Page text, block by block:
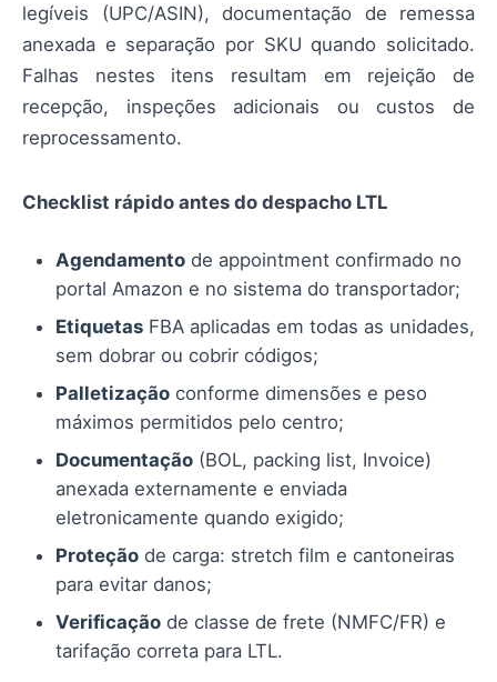
legíveis (UPC/ASIN), documentação de remessa
anexada e separação por SKU quando solicitado.
Falhas nestes itens resultam em rejeição de
recepção, inspeções adicionais ou custos de
reprocessamento.
Checklist rápido antes do despacho LTL
Agendamento de appointment confirmado no
portal Amazon e no sistema do transportador;
Etiquetas FBA aplicadas em todas as unidades,
sem dobrar ou cobrir códigos;
Palletização conforme dimensões e peso
máximos permitidos pelo centro;
Documentação (BOL, packing list, Invoice)
anexada externamente e enviada
eletronicamente quando exigido;
Proteção de carga: stretch film e cantoneiras
para evitar danos;
Verificação de classe de frete (NMFC/FR) e
tarifação correta para LTL.